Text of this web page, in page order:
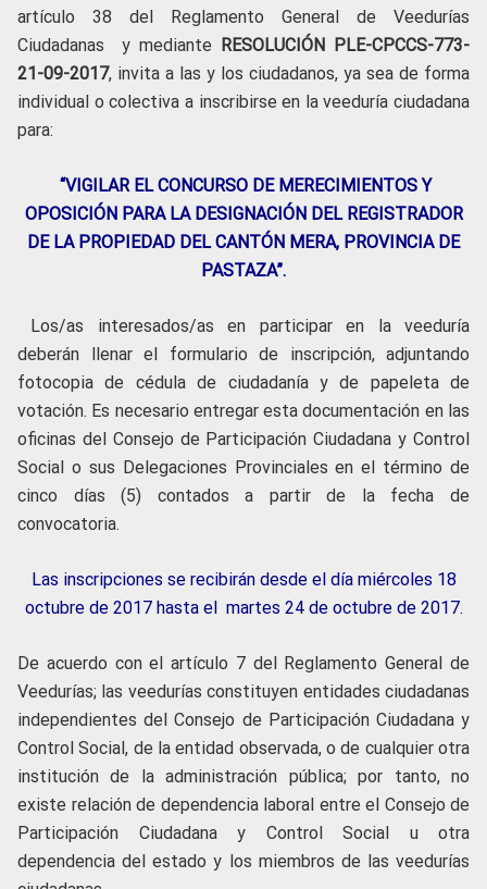
artículo 38 del Reglamento General de Veedurías
Ciudadanas y mediante RESOLUCIÓN PLE-CPCCS-773-
21-09-2017, invita a las y los ciudadanos, ya sea de forma
individual o colectiva a inscribirse en la veeduría ciudadana
para:
“VIGILAR EL CONCURSO DE MERECIMIENTOS Y
OPOSICIÓN PARA LA DESIGNACIÓN DEL REGISTRADOR
DE LA PROPIEDAD DEL CANTÓN MERA, PROVINCIA DE
PASTAZA”.
Los/as interesados/as en participar en la veeduría
deberán llenar el formulario de inscripción, adjuntando
fotocopia de cédula de ciudadanía y de papeleta de
votación. Es necesario entregar esta documentación en las
oficinas del Consejo de Participación Ciudadana y Control
Social o sus Delegaciones Provinciales en el término de
cinco días (5) contados a partir de la fecha de
convocatoria.
Las inscripciones se recibirán desde el día miércoles 18
octubre de 2017 hasta el martes 24 de octubre de 2017.
De acuerdo con el artículo 7 del Reglamento General de
Veedurías; las veedurías constituyen entidades ciudadanas
independientes del Consejo de Participación Ciudadana y
Control Social, de la entidad observada, o de cualquier otra
institución de la administración pública; por tanto, no
existe relación de dependencia laboral entre el Consejo de
Participación Ciudadana y Control Social u otra
dependencia del estado y los miembros de las veedurías